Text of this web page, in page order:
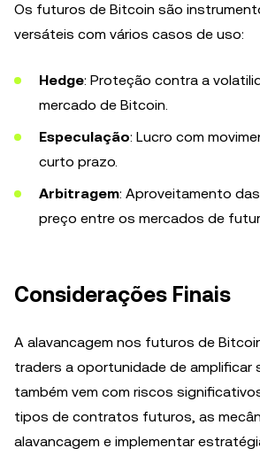
Os futuros de Bitcoin são
versáteis com vários casos de uso:
Hedge: Proteção contra a
mercado de Bitcoin.
Especulação: Lucro com
curto prazo.
Arbitragem: Aproveitamento
preço entre os mercados de
Considerações Finais
A alavancagem nos futuros de
traders a oportunidade de amplificar
também vem com riscos
tipos de contratos futuros, as
alavancagem e implementar